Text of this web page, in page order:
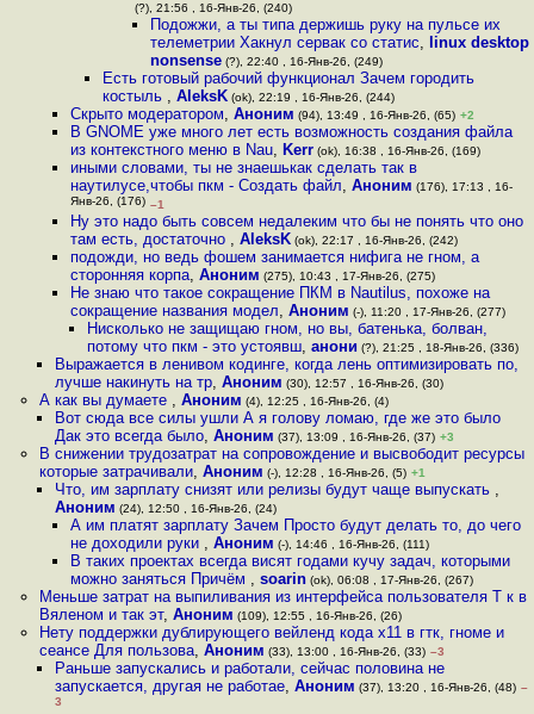
(?), 21:56 , 16-Янв-26, (240)
Подожжи, а ты типа держишь руку на пульсе их
телеметрии Хакнул сервак со статис,
linux desktop
nonsense(?), 22:40 , 16-Янв-26, (249)
Есть готовый рабочий функционал Зачем городить
костыль , AleksK(ok), 22:19 , 16-Янв-26, (244)
Скрыто модератором,Аноним (94), 13:49 , 16-Янв-26, (65) +2
В GNOME уже много лет есть возможность создания файла
из контекстного меню в Nau, Kerr (ok), 16:38 , 16-Янв-26, (169)
иными словами, ты не знаешькак сделать так в
наутилусе,чтобы пкм - Создать файл,Аноним (176), 17:13 , 16-
Янв-26, (176) –1
Ну это надо быть совсем недалеким что бы не понять что оно
там есть, достаточно ,AleksK (ok), 22:17 , 16-Янв-26, (242)
подожди, но ведь фошем занимается нифига не гном, а
сторонняя корпа,Аноним (275), 10:43 , 17-Янв-26, (275)
Не знаю что такое сокращение ПКМ в Nautilus, похоже на
сокращение названия модел,Аноним (-), 11:20 , 17-Янв-26, (277)
Нисколько не защищаю гном, но вы, батенька, болван,
потому что пкм - это устоявш, анони (?), 21:25 , 18-Янв-26, (336)
Выражается в ленивом кодинге, когда лень оптимизировать по,
лучше накинуть на тр, Аноним (30), 12:57 , 16-Янв-26, (30)
А как вы думаете , Аноним (4), 12:25 , 16-Янв-26, (4)
Вот сюда все силы ушли А я голову ломаю, где же это было
Дак это всегда было, Аноним (37), 13:09 , 16-Янв-26, (37) +3
В снижении трудозатрат на сопровождение и высвободит ресурсы
которые затрачивали, Аноним (-), 12:28 , 16-Янв-26, (5) +1
Что, им зарплату снизят или релизы будут чаще выпускать ,
Аноним (24), 12:50 , 16-Янв-26, (24)
А им платят зарплату Зачем Просто будут делать то, до чего
не доходили руки ,Аноним (-), 14:46 , 16-Янв-26, (111)
В таких проектах всегда висят годами кучу задач, которыми
можно заняться Причём ,soarin (ok), 06:08 , 17-Янв-26, (267)
Меньше затрат на выпиливания из интерфейса пользователя Т к в
Вяленом и так эт, Аноним (109), 12:55 , 16-Янв-26, (26)
Нету поддержки дублирующего вейленд кода x11 в гтк, гноме и
сеансе Для пользова, Аноним (33), 13:00 , 16-Янв-26, (33) –3
Раньше запускались и работали, сейчас половина не
запускается, другая не работае, Аноним (37), 13:20 , 16-Янв-26, (48) –
3